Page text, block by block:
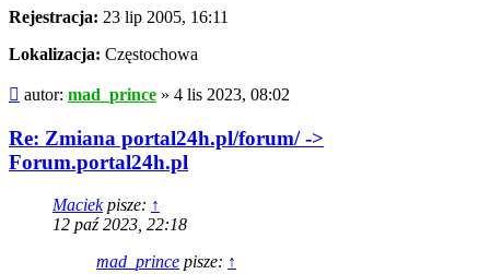
Rejestracja: 23 lip 2005, 16:11
Lokalizacja: Częstochowa
Post
autor: mad_prince » 4 lis 2023, 08:02
Re: Zmiana portal24h.pl/forum/ ->
Forum.portal24h.pl
Maciekpisze: ↑
12 paź 2023, 22:18
mad_prince pisze: ↑